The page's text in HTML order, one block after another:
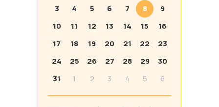
3
4 5 6 7 8
9
10
11 12 13 14 15
16
17
18 19 20 21 22
23
24
25 26 27 28 29
30
31
1 2 3 4 5 6